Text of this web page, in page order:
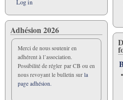
4ème
journée
de
rencontre
et
de
réflexion
pédagogique.
Log in
Adhésion 2026
Merci de nous soutenir en
adhérent à l’association.
Possibilité de régler par CB ou en
nous revoyant le bulletin sur la
page adhésion.